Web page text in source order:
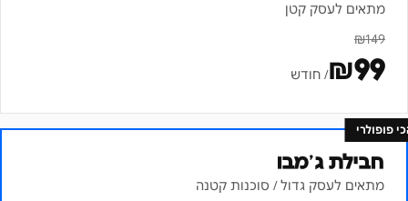
מתאים לעסק קטן
₪149
₪99 / חודש
פופולרי
חבילת ג׳מבו
מתאים לעסק גדול / סוכנות קטנה